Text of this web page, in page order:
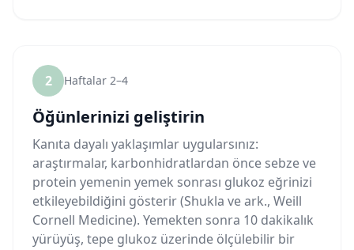
2 Haftalar 2–4
Öğünlerinizi geliştirin
Kanıta dayalı yaklaşımlar uygularsınız:
araştırmalar, karbonhidratlardan önce sebze ve
protein yemenin yemek sonrası glukoz eğrinizi
etkileyebildiğini gösterir (Shukla ve ark., Weill
Cornell Medicine). Yemekten sonra 10 dakikalık
yürüyüş, tepe glukoz üzerinde ölçülebilir bir